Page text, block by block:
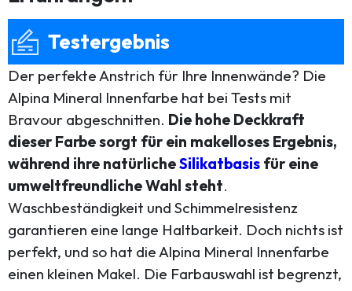
Testergebnis
Der perfekte Anstrich für Ihre Innenwände? Die
Alpina Mineral Innenfarbe hat bei Tests mit
Bravour abgeschnitten. Die hohe Deckkraft
dieser Farbe sorgt für ein makelloses Ergebnis,
während ihre natürlicheSilikatbasis für eine
umweltfreundliche Wahl steht.
Waschbeständigkeit und Schimmelresistenz
garantieren eine lange Haltbarkeit. Doch nichts ist
perfekt, und so hat die Alpina Mineral Innenfarbe
einen kleinen Makel. Die Farbauswahl ist begrenzt,